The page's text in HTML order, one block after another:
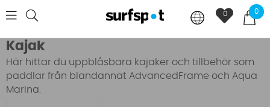
0
0
Kajak
Här hittar du uppblåsbara kajaker och tillbehör som
paddlar från blandannat AdvancedFrame och Aqua
Marina.